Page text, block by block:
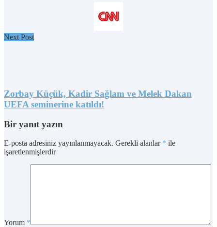
Next Post
Zorbay Küçük, Kadir Sağlam ve Melek Dakan
UEFA seminerine katıldı!
Bir yanıt yazın
E-posta adresiniz yayınlanmayacak. Gerekli alanlar * ile
işaretlenmişlerdir
Yorum *